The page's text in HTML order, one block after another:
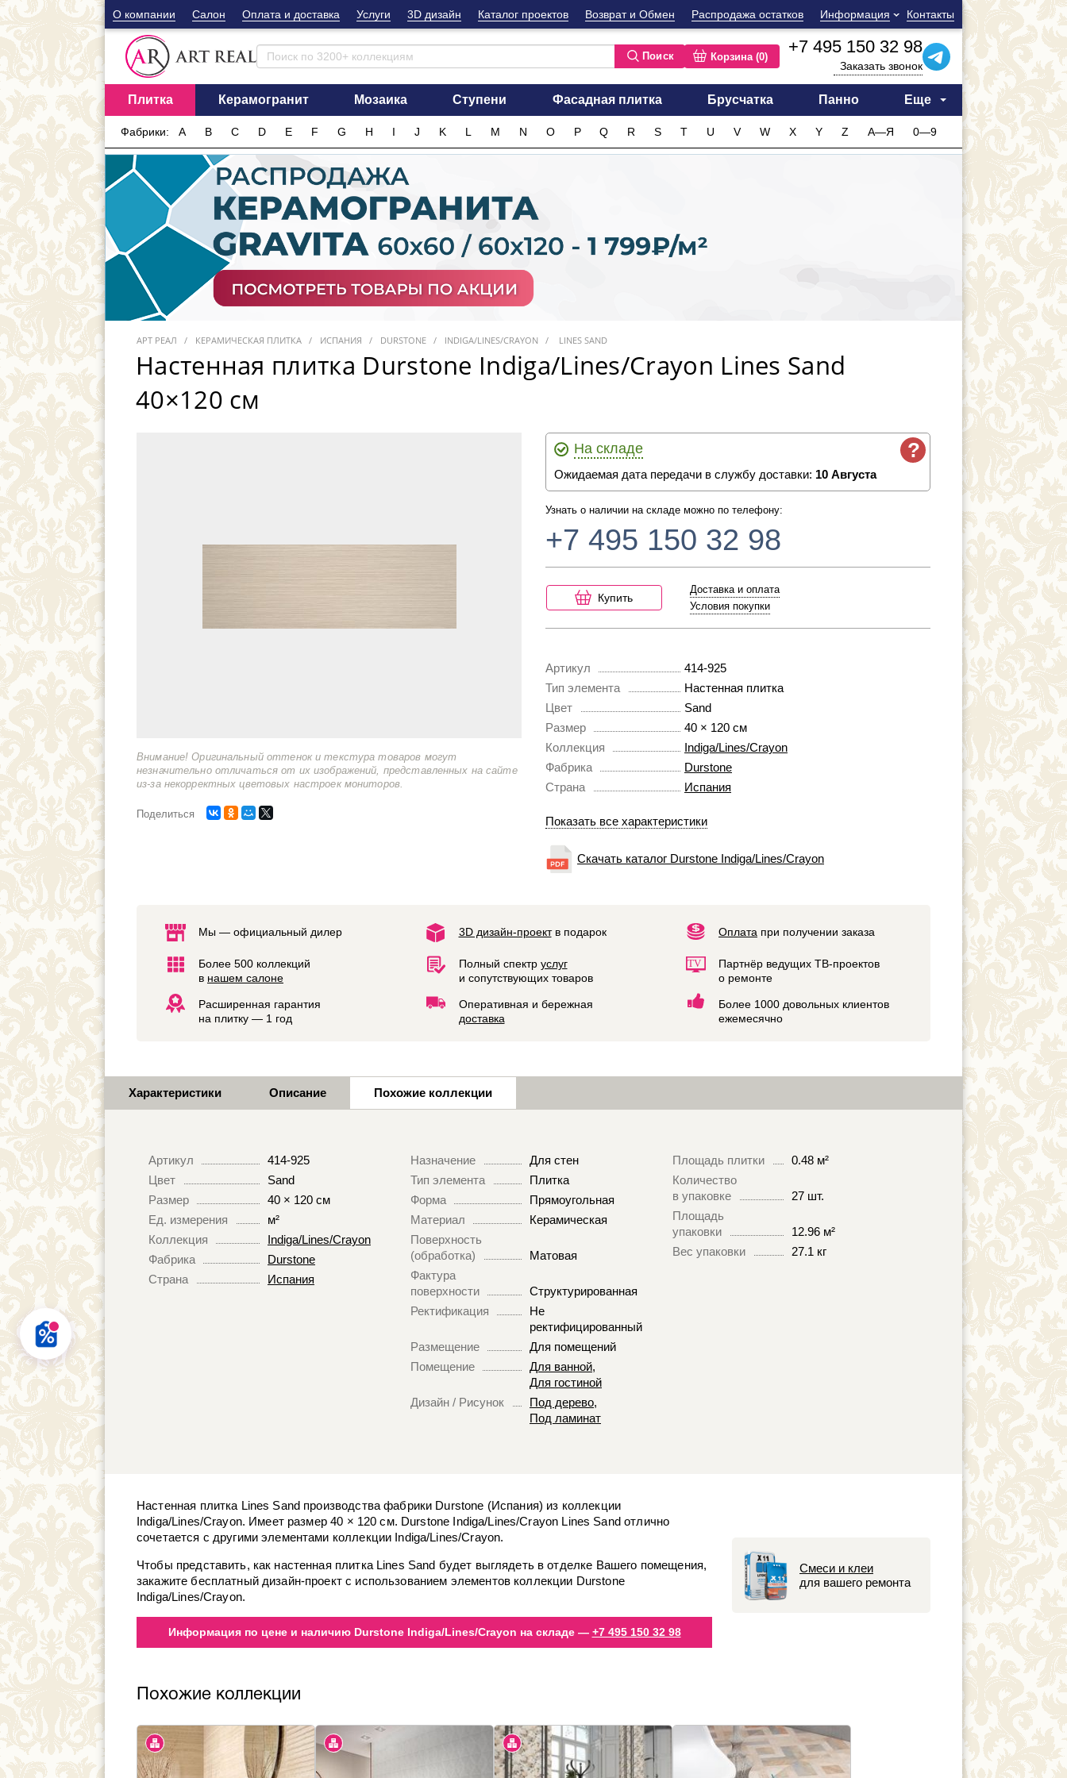
О компании Cалон Оплата и доставка Услуги 3D дизайн Каталог проектов Возврат и Обмен Распродажа остатков Информация Контакты
Поиск Корзина (0)
+7 495 150 32 98
Заказать звонок
Плитка Керамогранит Мозаика Ступени Фасадная плитка Брусчатка Панно Еще
Фабрики: A B C D E F G H I J K L M N O P Q R S T U V W X Y Z А—Я 0—9
АРТ РЕАЛ КЕРАМИЧЕСКАЯ ПЛИТКА ИСПАНИЯ DURSTONE INDIGA/LINES/CRAYON LINES SAND
Настенная плитка Durstone Indiga/Lines/Crayon Lines Sand
40×120 см
Внимание! Оригинальный оттенок и текстура товаров могут
незначительно отличаться от их изображений, представленных на сайте
из-за некорректных цветовых настроек мониторов.
Поделиться
?
На складе
Ожидаемая дата передачи в службу доставки: 10 Августа
Узнать о наличии на складе можно по телефону:
+7 495 150 32 98
Купить
Доставка и оплата
Условия покупки
Артикул
414-925
Тип элемента
Настенная плитка
Цвет
Sand
Размер
40 × 120 см
Коллекция
Indiga/Lines/Crayon
Фабрика
Durstone
Страна
Испания
Показать все характеристики
Скачать каталог Durstone Indiga/Lines/Crayon
Мы — официальный дилер 3D дизайн-проектв подарок Оплата при получении заказа
Более 500 коллекций
в нашем салоне
Полный спектр услуг
и сопутствующих товаров
Партнёр ведущих ТВ-проектов
о ремонте
Расширенная гарантия
на плитку — 1 год
Оперативная и бережная
доставка
Более 1000 довольных клиентов
ежемесячно
Характеристики Описание Похожие коллекции
Артикул
414-925
Цвет
Sand
Размер
40 × 120 см
Ед. измерения
м²
Коллекция
Indiga/Lines/Crayon
Фабрика
Durstone
Страна
Испания
Назначение
Для стен
Тип элемента
Плитка
Форма
Прямоугольная
Материал
Керамическая
Поверхность
(обработка)
Матовая
Фактура
поверхности
Структурированная
Ректификация
Не
ректифицированный
Размещение
Для помещений
Помещение
Для ванной,
Для гостиной
Дизайн / Рисунок
Под дерево,
Под ламинат
Площадь плитки
0.48 м²
Количество
в упаковке
27 шт.
Площадь
упаковки
12.96 м²
Вес упаковки
27.1 кг
Смеси и клеи
для вашего ремонта
Настенная плитка Lines Sand производства фабрики Durstone (Испания) из коллекции
Indiga/Lines/Crayon. Имеет размер 40 × 120 см. Durstone Indiga/Lines/Crayon Lines Sand отлично
сочетается с другими элементами коллекции Indiga/Lines/Crayon.
Чтобы представить, как настенная плитка Lines Sand будет выглядеть в отделке Вашего помещения,
закажите бесплатный дизайн-проект с использованием элементов коллекции Durstone
Indiga/Lines/Crayon.
Информация по цене и наличию Durstone Indiga/Lines/Crayon на складе — +7 495 150 32 98
Похожие коллекции